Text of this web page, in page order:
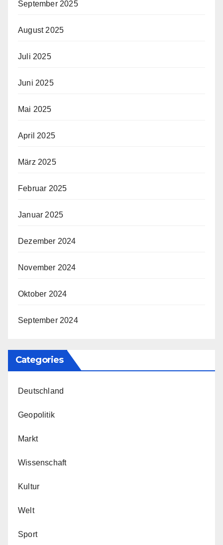
September 2025
August 2025
Juli 2025
Juni 2025
Mai 2025
April 2025
März 2025
Februar 2025
Januar 2025
Dezember 2024
November 2024
Oktober 2024
September 2024
Categories
Deutschland
Geopolitik
Markt
Wissenschaft
Kultur
Welt
Sport